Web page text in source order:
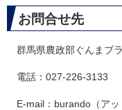
お問合せ先
群馬県農政部ぐんまブ
電話：027-226-3133
E-mail：burando（アッ